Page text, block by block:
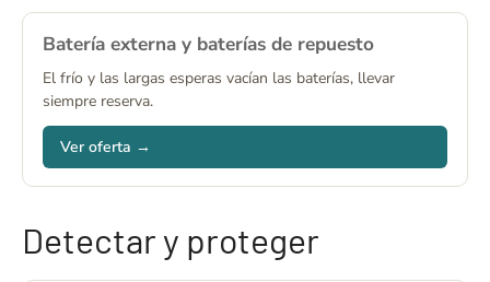
Batería externa y baterías de repuesto
El frío y las largas esperas vacían las baterías, llevar
siempre reserva.
Ver oferta →
Detectar y proteger